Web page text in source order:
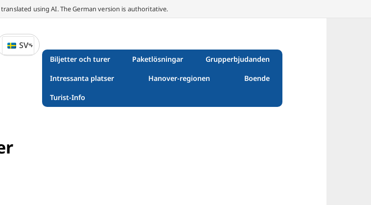
using AI. The German version is authoritative.
SV
Biljetter och turer Paketlösningar Grupperbjudanden
Intressanta platser Hanover-regionen Boende
Turist-Info